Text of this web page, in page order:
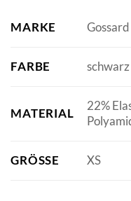
MARKE Gossard
FARBE schwarz
MATERIAL
22%
GRÖSSE XS